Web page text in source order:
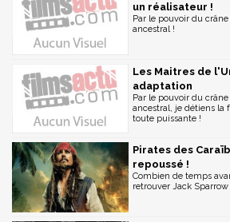
un réalisateur !
Par le pouvoir du crâne
ancestral !
Les Maitres de
adaptation
Par le pouvoir du crâne
ancestral, je détiens la
toute puissante !
Pirates des
repoussé !
Combien de temps
retrouver Jack Sparrow